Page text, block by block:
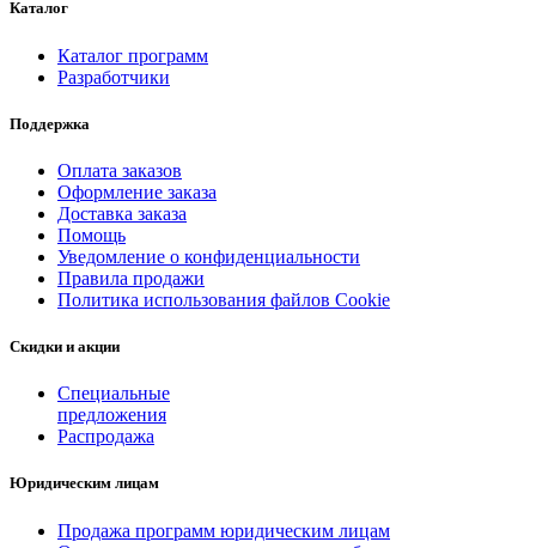
Каталог
Каталог программ
Разработчики
Поддержка
Оплата заказов
Оформление заказа
Доставка заказа
Помощь
Уведомление о конфиденциальности
Правила продажи
Политика использования файлов Cookie
Скидки и акции
Специальные
предложения
Распродажа
Юридическим лицам
Продажа программ юридическим лицам